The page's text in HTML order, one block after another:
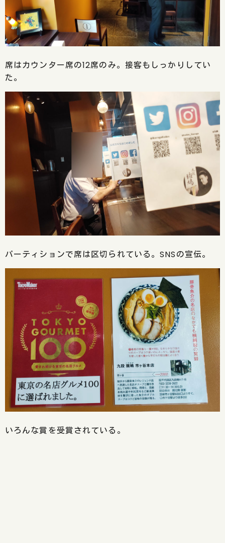
席はカウンター席の12席のみ。接客もしっかりしてい
た。
パーティションで席は区切られている。SNSの宣伝。
いろんな賞を受賞されている。